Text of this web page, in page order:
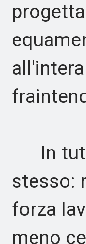
In
stesso:
forza
meno